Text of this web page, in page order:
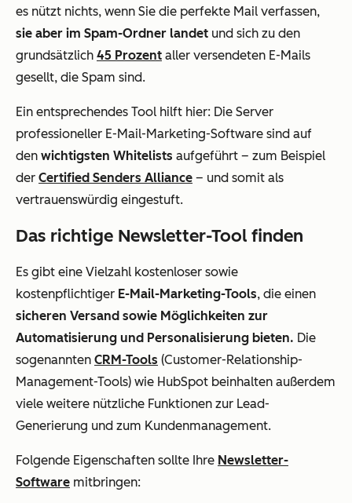
es nützt nichts, wenn Sie die perfekte Mail verfassen,
sie aber im Spam-Ordner landet und sich zu den
grundsätzlich 45 Prozent aller versendeten E-Mails
gesellt, die Spam sind.
Ein entsprechendes Tool hilft hier: Die Server
professioneller E-Mail-Marketing-Software sind auf
den wichtigsten Whitelists aufgeführt – zum Beispiel
der Certified Senders Alliance – und somit als
vertrauenswürdig eingestuft.
Das richtige Newsletter-Tool finden
Es gibt eine Vielzahl kostenloser sowie
kostenpflichtiger E-Mail-Marketing-Tools, die einen
sicheren Versand sowie Möglichkeiten zur
Automatisierung und Personalisierung bieten. Die
sogenannten CRM-Tools (Customer-Relationship-
Management-Tools) wie HubSpot beinhalten außerdem
viele weitere nützliche Funktionen zur Lead-
Generierung und zum Kundenmanagement.
Folgende Eigenschaften sollte Ihre Newsletter-
Software mitbringen: